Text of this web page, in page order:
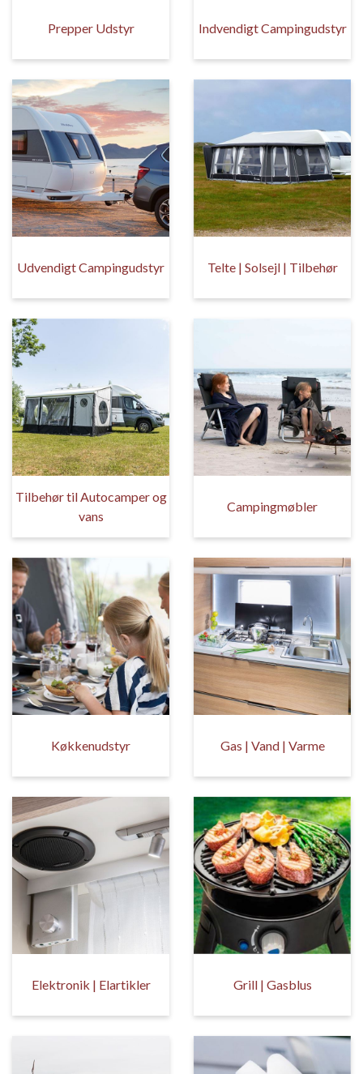
Prepper Udstyr Indvendigt Campingudstyr
Udvendigt Campingudstyr Telte | Solsejl | Tilbehør
Tilbehør til Autocamper og
vans
Campingmøbler
Køkkenudstyr Gas | Vand | Varme
Elektronik | Elartikler Grill | Gasblus